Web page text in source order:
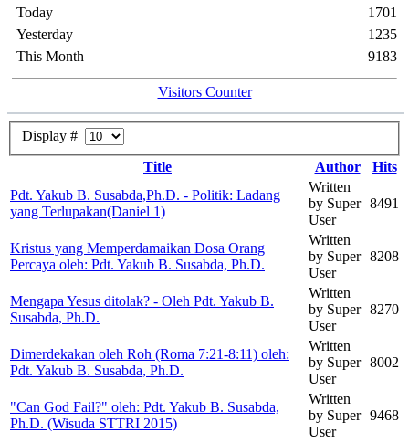
Today
Yesterday
This Month
1701
1235
9183
Visitors Counter
Display #
Title
Author
Hits
Pdt. Yakub B. Susabda,Ph.D. - Politik: Ladang
yang Terlupakan(Daniel 1)
Written
by Super
User
8491
Kristus yang Memperdamaikan Dosa Orang
Percaya oleh: Pdt. Yakub B. Susabda, Ph.D.
Written
by Super
User
8208
Mengapa Yesus ditolak? - Oleh Pdt. Yakub B.
Susabda, Ph.D.
Written
by Super
User
8270
Dimerdekakan oleh Roh (Roma 7:21-8:11) oleh:
Pdt. Yakub B. Susabda, Ph.D.
Written
by Super
User
8002
"Can God Fail?" oleh: Pdt. Yakub B. Susabda,
Ph.D. (Wisuda STTRI 2015)
Written
by Super
User
9468